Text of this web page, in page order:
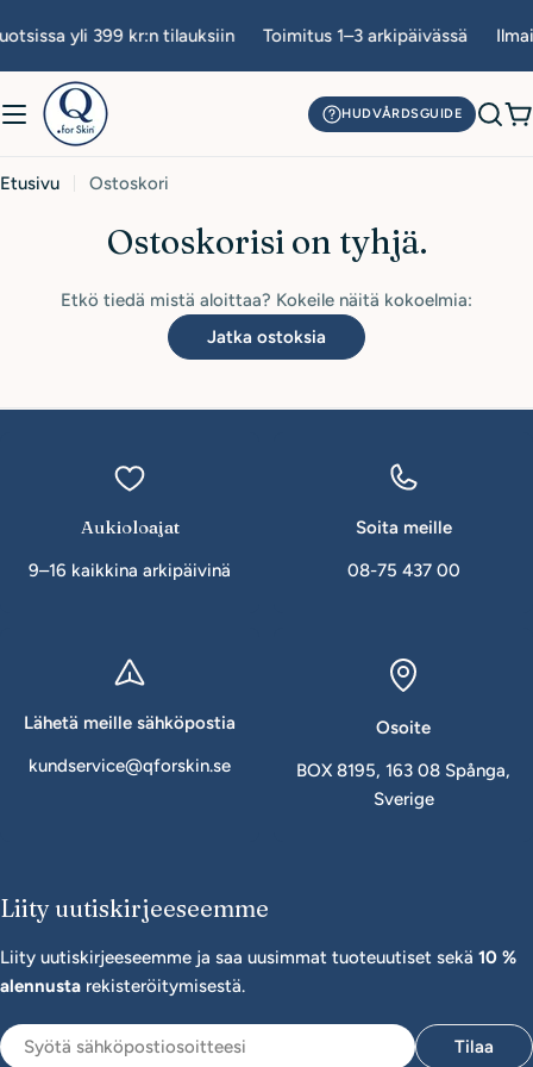
sisältöönyli 399 kr:n tilauksiin Toimitus 1–3 arkipäivässä
HUDVÅRDSGUIDE
Etusivu Ostoskori
Ostoskorisi on tyhjä.
Etkö tiedä mistä aloittaa? Kokeile näitä kokoelmia:
Jatka ostoksia
Aukioloajat
9–16 kaikkina arkipäivinä
Soita meille
08-75 437 00
Lähetä meille sähköpostia
kundservice@qforskin.se
Osoite
BOX 8195, 163 08 Spånga,
Sverige
Liity uutiskirjeeseemme
Liity uutiskirjeeseemme ja saa uusimmat tuoteuutiset sekä 10 %
alennusta rekisteröitymisestä.
Sähköposti Tilaa